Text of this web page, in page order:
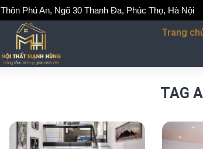
Thôn Phú An, Ngõ 30 Thanh Đa, Phúc Thọ, Hà Nội
Trang
TAG